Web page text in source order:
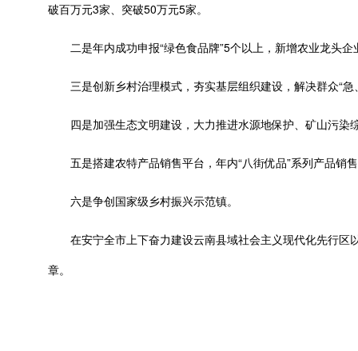
破百万元3家、突破50万元5家。
二是年内成功申报“绿色食品牌”5个以上，新增农业龙头企
三是创新乡村治理模式，夯实基层组织建设，解决群众“急
四是加强生态文明建设，大力推进水源地保护、矿山污染
五是搭建农特产品销售平台，年内“八街优品”系列产品销
六是争创国家级乡村振兴示范镇。
在安宁全市上下奋力建设云南县域社会主义现代化先行区
章。